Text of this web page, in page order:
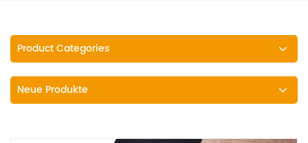
Product Categories
Neue Produkte